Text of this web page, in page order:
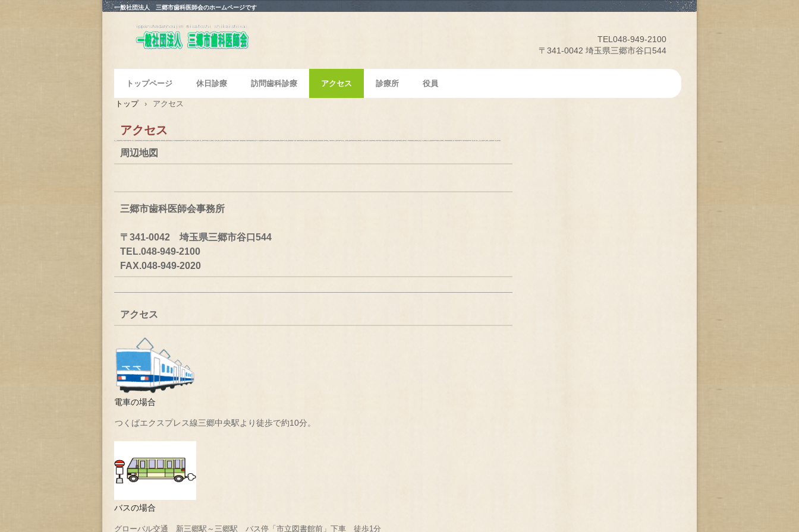
一般社団法人 三郷市歯科医師会のホームページです
TEL048-949-2100
〒341-0042 埼玉県三郷市谷口544
トップページ 休日診療 訪問歯科診療 アクセス 診療所 役員
トップ › アクセス
アクセス
周辺地図
三郷市歯科医師会事務所
〒341-0042 埼玉県三郷市谷口544
TEL.048-949-2100
FAX.048-949-2020
アクセス
電車の場合
つくばエクスプレス線三郷中央駅より徒歩で約10分。
バスの場合
グローバル交通 新三郷駅～三郷駅 バス停「市立図書館前」下車 徒歩1分